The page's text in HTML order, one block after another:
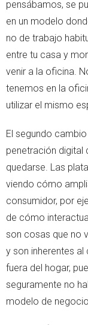
pensábamos, se
en un modelo
no de trabajo
entre tu casa y
venir a la oficina.
tenemos en la
utilizar el mismo
El segundo
penetración digital
quedarse. Las
viendo cómo
consumidor, por
de cómo
son cosas que no
y son inherentes
fuera del hogar,
seguramente no
modelo de